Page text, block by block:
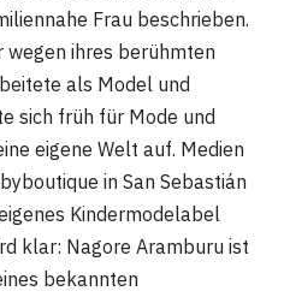
Frau beschrieben.
wegen ihres berühmten
als Model und
sich früh für Mode und
eigene Welt auf. Medien
in San Sebastián
Kindermodelabel
klar: Nagore Aramburu ist
bekannten